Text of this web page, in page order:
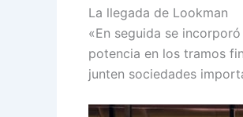
La llegada de Lookman
«En seguida se
potencia en los tramos
junten sociedades